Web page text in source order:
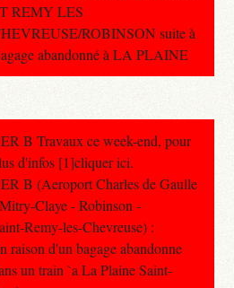
REMY LES
ROBINSON suite à
abandonné à LA PLAINE
B Travaux ce week-end, pour
d'infos [1]cliquer ici.
B (Aeroport Charles de Gaulle
Claye - Robinson -
Remy-les-Chevreuse) :
raison d'un bagage abandonne
un train `a La Plaine Saint-